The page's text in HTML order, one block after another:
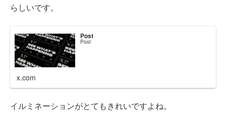
らしいです。
Post
Post
x.com
イルミネーションがとてもきれいですよね。